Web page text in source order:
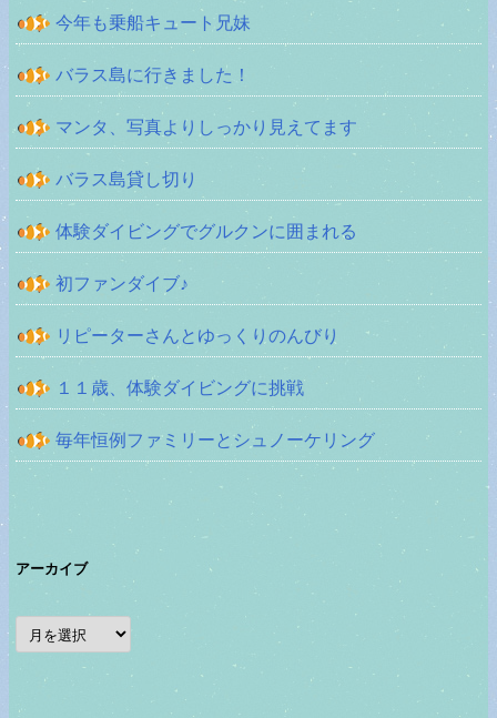
今年も乗船キュート兄妹
バラス島に行きました！
マンタ、写真よりしっかり見えてます
バラス島貸し切り
体験ダイビングでグルクンに囲まれる
初ファンダイブ♪
リピーターさんとゆっくりのんびり
１１歳、体験ダイビングに挑戦
毎年恒例ファミリーとシュノーケリング
アーカイブ
ア
ー
カ